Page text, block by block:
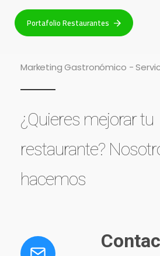
Portafolio Restaurantes
Marketing Gastronómico -
¿Quieres mejorar tu
restaurante?
hacemos